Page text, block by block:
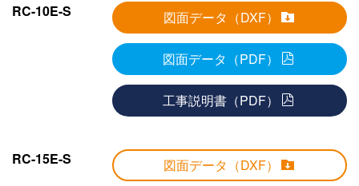
RC-10E-S 図面データ（DXF）
図面データ（PDF）
工事説明書（PDF）
RC-15E-S 図面データ（DXF）